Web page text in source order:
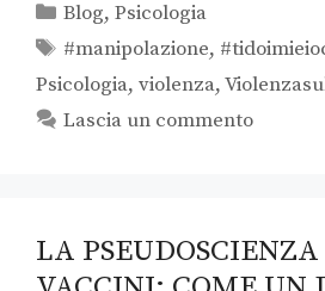
Blog,Psicologia
#manipolazione,
Psicologia, violenza,
Lascia un commento
LA